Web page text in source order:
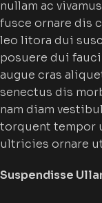
nullam ac
fusce ornare dis
leo litora dui
posuere dui
augue cras
senectus dis
nam diam
torquent tempor
ultricies ornare
Suspendisse